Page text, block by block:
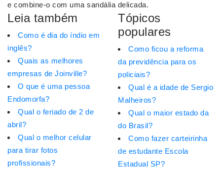
e combine-o com uma sandália delicada.
Leia também
Como é dia do índio em
inglês?
Quais as melhores
empresas de Joinville?
O que é uma pessoa
Endomorfa?
Qual o feriado de 2 de
abril?
Qual o melhor celular
para tirar fotos
profissionais?
Tópicos
populares
Como ficou a reforma
da previdência para os
policiais?
Qual é a idade de Sergio
Malheiros?
Qual o maior estado da
do Brasil?
Como fazer carteirinha
de estudante Escola
Estadual SP?